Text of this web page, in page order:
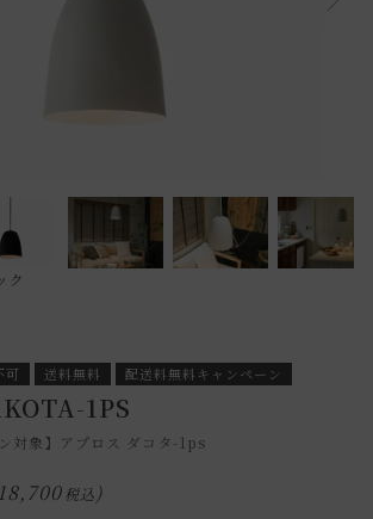
ク
可 送料無料 配送料無料キャンペーン
1PS
対象】アプロス ダコタ-1ps
18,700税込